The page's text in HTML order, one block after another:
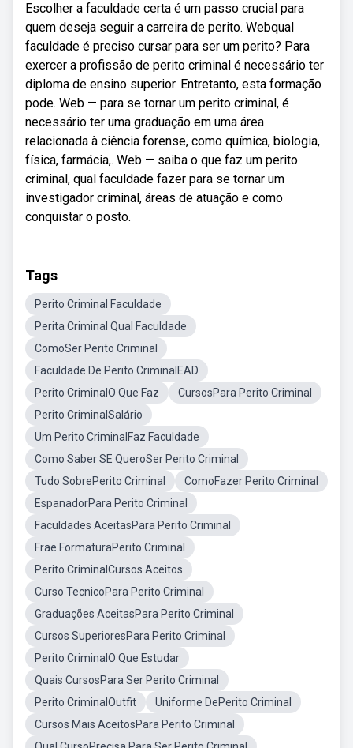
Escolher a faculdade certa é um passo crucial para
quem deseja seguir a carreira de perito. Webqual
faculdade é preciso cursar para ser um perito? Para
exercer a profissão de perito criminal é necessário ter
diploma de ensino superior. Entretanto, esta formação
pode. Web — para se tornar um perito criminal, é
necessário ter uma graduação em uma área
relacionada à ciência forense, como química, biologia,
física, farmácia,. Web — saiba o que faz um perito
criminal, qual faculdade fazer para se tornar um
investigador criminal, áreas de atuação e como
conquistar o posto.
Tags
Perito Criminal Faculdade
Perita Criminal Qual Faculdade
ComoSer Perito Criminal
Faculdade De Perito CriminalEAD
Perito CriminalO Que Faz
CursosPara Perito Criminal
Perito CriminalSalário
Um Perito CriminalFaz Faculdade
Como Saber SE QueroSer Perito Criminal
Tudo SobrePerito Criminal
ComoFazer Perito Criminal
EspanadorPara Perito Criminal
Faculdades AceitasPara Perito Criminal
Frae FormaturaPerito Criminal
Perito CriminalCursos Aceitos
Curso TecnicoPara Perito Criminal
Graduações AceitasPara Perito Criminal
Cursos SuperioresPara Perito Criminal
Perito CriminalO Que Estudar
Quais CursosPara Ser Perito Criminal
Perito CriminalOutfit
Uniforme DePerito Criminal
Cursos Mais AceitosPara Perito Criminal